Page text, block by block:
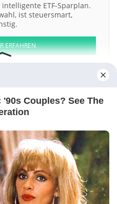
ETF-Sparplan.
ist steuersmart,
ERFAHREN
Jones NASDAQ 100
Nikkei 225
500
Aktien:
Group Holdings Yuexiu Property
REIT Trust Units
-Barrierefreiheit
-AGB-Privatsphäre-Einstellungen
Couples? See The